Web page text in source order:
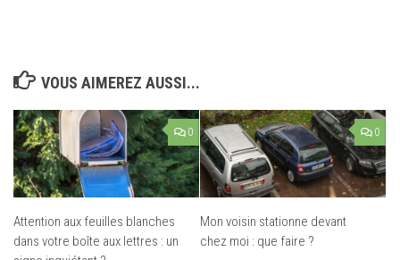
VOUS AIMEREZ AUSSI...
0
Attention aux feuilles blanches
dans votre boîte aux lettres : un
0
Mon voisin stationne devant
chez moi : que faire ?